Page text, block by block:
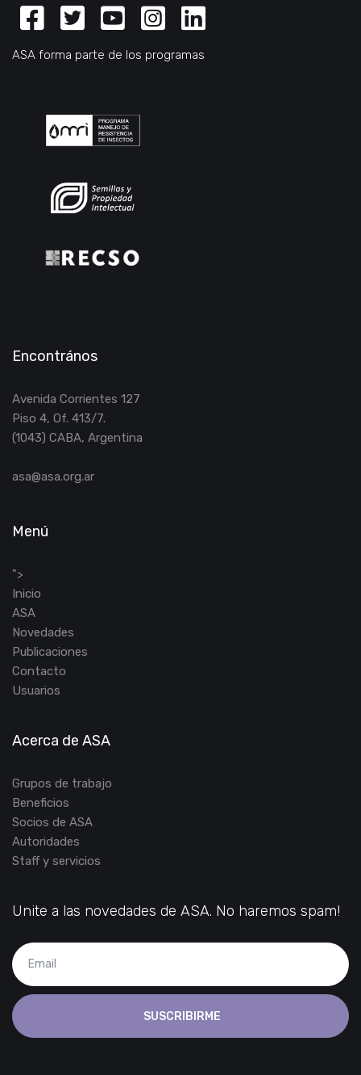
Facebook
TwitterYoutube
Instagram
Linkedin
ASA forma parte de los programas
Encontrános
Avenida Corrientes 127
Piso 4, Of. 413/7.
(1043) CABA, Argentina
asa@asa.org.ar
Menú
">
Inicio
ASA
Novedades
Publicaciones
Contacto
Usuarios
Acerca de ASA
Grupos de trabajo
Beneficios
Socios de ASA
Autoridades
Staff y servicios
Unite a las novedades de ASA. No haremos spam!
SUSCRIBIRME